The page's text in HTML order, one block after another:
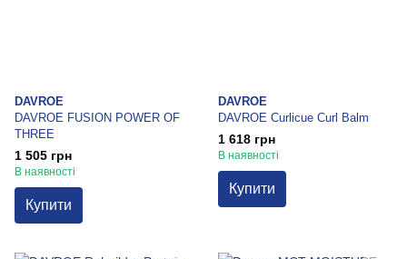
DAVROE
DAVROE FUSION POWER OF
THREE
1 505 грн
В наявності
Купити
DAVROE
DAVROE Curlicue Curl Balm
1 618 грн
В наявності
Купити